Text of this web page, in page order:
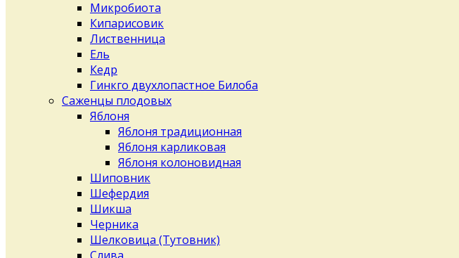
Микробиота
Кипарисовик
Лиственница
Ель
Кедр
Гинкго двухлопастное Билоба
Саженцы плодовых
Яблоня
Яблоня традиционная
Яблоня карликовая
Яблоня колоновидная
Шиповник
Шефердия
Шикша
Черника
Шелковица (Тутовник)